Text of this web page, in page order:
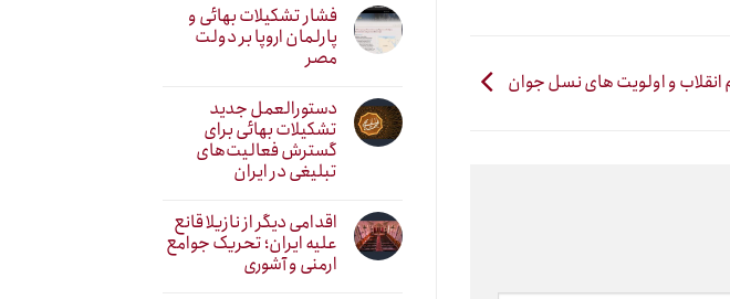
انقلاب و اولویت های نسل جوان
فشار تشکیلات بهائی و
پارلمان اروپا بر دولت
مصر
دستورالعمل جدید
تشکیلات بهائی برای
گسترش فعالیت‌های
تبلیغی در ایران
اقدامی دیگر از نازیلا قانع
علیه ایران؛ تحریک جوامع
ارمنی و آشوری